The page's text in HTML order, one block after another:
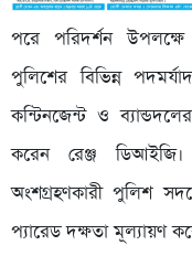
পরে পরিদর্শন উপলক্ষে
পুলিশের বিভিন্ন
কন্টিনজেন্ট ও
করেন রেঞ্জ ডিআইজি।
অংশগ্রহণকারী পুলিশ
প্যারেড দক্ষতা মূল্যায়ণ